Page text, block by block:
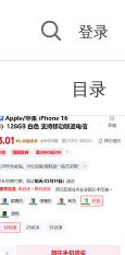
登录
目录
价